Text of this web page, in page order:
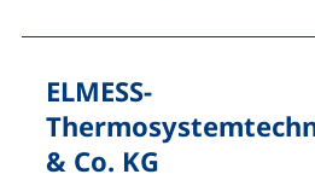
ELMESS-
& Co. KG